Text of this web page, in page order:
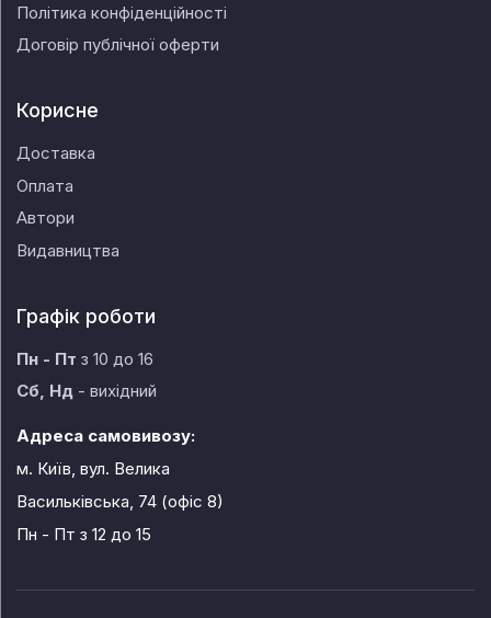
Політика конфіденційності
Договір публічної оферти
Корисне
Доставка
Оплата
Автори
Видавництва
Графік роботи
Пн - Пт з 10 до 16
Сб, Нд - вихідний
Адреса самовивозу:
м. Київ, вул. Велика
Васильківська, 74 (офіс 8)
Пн - Пт з 12 до 15